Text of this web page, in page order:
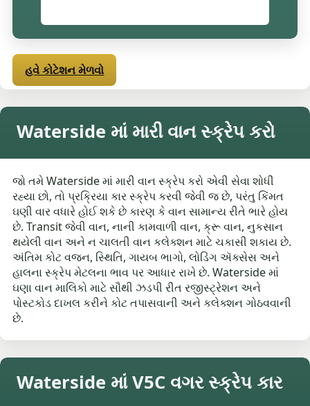
હવે કોટેશન મેળવો
Waterside માં મારી વાન સ્ક્રેપ કરો
જો તમે Waterside માં મારી વાન સ્ક્રેપ કરો એવી સેવા શોધી
રહ્યા છો, તો પ્રક્રિયા કાર સ્ક્રેપ કરવી જેવી જ છે, પરંતુ કિંમત
ઘણી વાર વધારે હોઈ શકે છે કારણ કે વાન સામાન્ય રીતે ભારે હોય
છે. Transit જેવી વાન, નાની કામવાળી વાન, ક્રૂ વાન, નુકસાન
થયેલી વાન અને ન ચાલતી વાન કલેક્શન માટે ચકાસી શકાય છે.
અંતિમ કોટ વજન, સ્થિતિ, ગાયબ ભાગો, લોડિંગ ઍક્સેસ અને
હાલના સ્ક્રેપ મેટલના ભાવ પર આધાર રાખે છે. Waterside માં
ઘણા વાન માલિકો માટે સૌથી ઝડપી રીત રજીસ્ટ્રેશન અને
પોસ્ટકોડ દાખલ કરીને કોટ તપાસવાની અને કલેક્શન ગોઠવવાની
છે.
Waterside માં V5C વગર સ્ક્રેપ કાર